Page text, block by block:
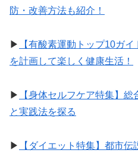
防・改善方法も紹介！
▶︎
【有酸素運動トップ10ガ
を計画して楽しく健康生活！
▶︎
【身体セルフケア特集】
と実践法を探る
▶︎
【ダイエット特集】都市